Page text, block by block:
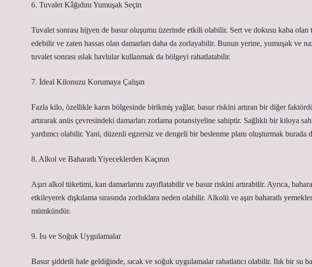
6. Tuvalet Kâğıdını Yumuşak Seçin
Tuvalet sonrası hijyen de basur oluşumu üzerinde etkili olabilir. Sert ve dokusu kaba olan
edebilir ve zaten hassas olan damarları daha da zorlayabilir. Bunun yerine, yumuşak ve
tuvalet sonrası ıslak havlular kullanmak da bölgeyi rahatlatabilir.
7. İdeal Kilonuzu Korumaya Çalışın
Fazla kilo, özellikle karın bölgesinde birikmiş yağlar, basur riskini artıran bir diğer
artırarak anüs çevresindeki damarları zorlama potansiyeline sahiptir. Sağlıklı bir kiloya
yardımcı olabilir. Yani, düzenli egzersiz ve dengeli bir beslenme planı oluşturmak burada
8. Alkol ve Baharatlı Yiyeceklerden Kaçının
Aşırı alkol tüketimi, kan damarlarını zayıflatabilir ve basur riskini artırabilir. Ayrıca,
etkileyerek dışkılama sırasında zorluklara neden olabilir. Alkolü ve aşırı baharatlı
mümkündür.
9. Isı ve Soğuk Uygulamalar
Basur şiddetli hale geldiğinde, sıcak ve soğuk uygulamalar rahatlatıcı olabilir. Ilık bir su